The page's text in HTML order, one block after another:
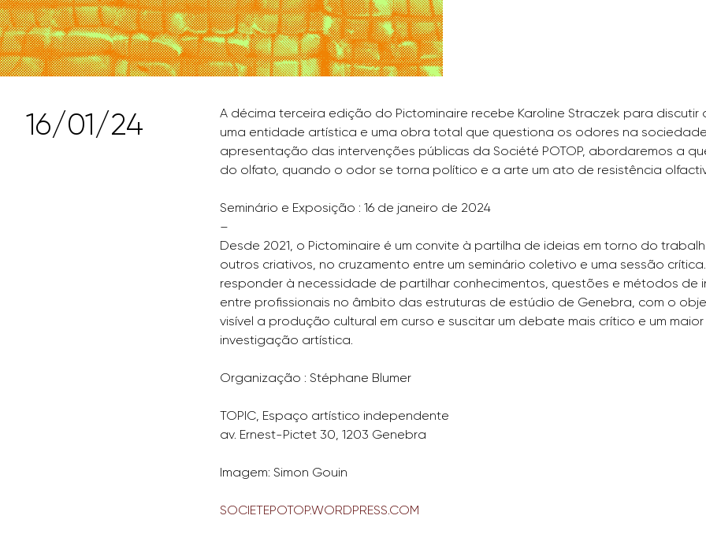
16/01/24
A décima terceira edição do Pictominaire recebe Karoline Straczek para discutir
uma entidade artística e uma obra total que questiona os odores na
apresentação das intervenções públicas da Société POTOP, abordaremos a
do olfato, quando o odor se torna político e a arte um ato de resistência
Seminário e Exposição : 16 de janeiro de 2024
–
Desde 2021, o Pictominaire é um convite à partilha de ideias em torno do
outros criativos, no cruzamento entre um seminário coletivo e uma sessão
responder à necessidade de partilhar conhecimentos, questões e métodos de
entre profissionais no âmbito das estruturas de estúdio de Genebra, com o
visível a produção cultural em curso e suscitar um debate mais crítico e um
investigação artística.
Organização : Stéphane Blumer
TOPIC, Espaço artístico independente
av. Ernest-Pictet 30, 1203 Genebra
Imagem: Simon Gouin
SOCIETEPOTOP.WORDPRESS.COM